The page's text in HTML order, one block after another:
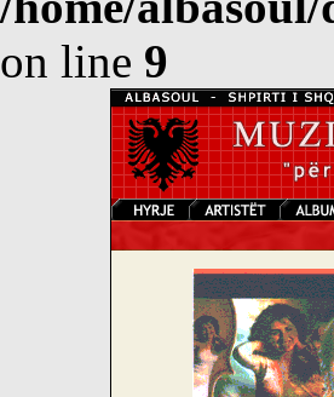
on line 9